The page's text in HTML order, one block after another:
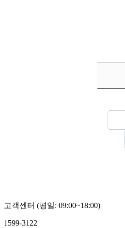
고객센터 (평일: 09:00~18:00)
1599-3122